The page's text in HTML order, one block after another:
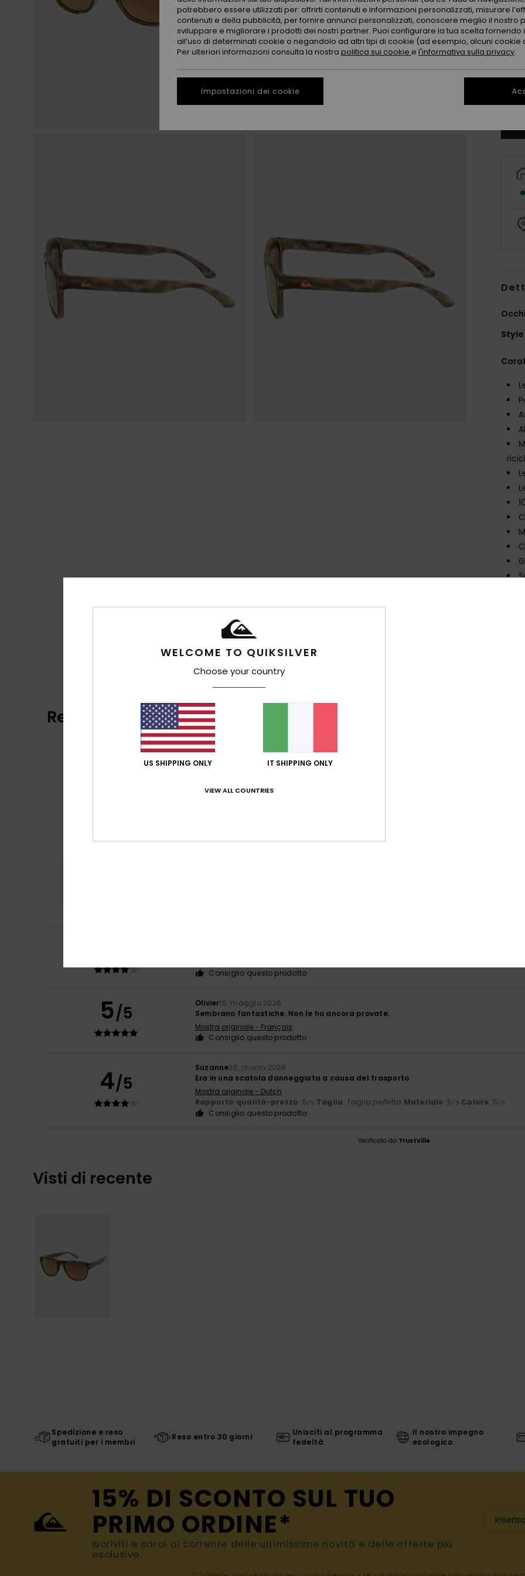
Style
Recensioni dei clienti
Il 100% dei nostri clienti consiglia questo prodotto
Consiglio questo prodotto
5/5 Olivier16. maggio 2026
Sembrano fantastiche. Non le ho ancora provate.
Mostra originale - Français
Consiglio questo prodotto
4/5
Suzanne26. marzo 2026
Era in una scatola danneggiata a causa del trasporto
Mostra originale - Dutch
Rapporto qualità-prezzo: 5/5 Taglia: Taglia perfetta Materiale: 5/5 Colore: 5/5
Consiglio questo prodotto
Verificato da TrustVille
Visti di recente
Spedizione e reso
gratuiti per i membri
Reso entro 30 giorni
Unisciti al programma
fedeltà
Il nostro impegno
ecologico
15% DI SCONTO SUL TUO
PRIMO ORDINE*
Iscriviti e sarai al corrente delle ultimissime novità e delle offerte più
esclusive.
WELCOME TO QUIKSILVER
Choose your country
US SHIPPING ONLY IT SHIPPING ONLY
VIEW ALL COUNTRIES
potrebbero essere utilizzati per: offrirti contenuti e informazioni personalizzati, misurare
contenuti e della pubblicità, per fornire annunci personalizzati, conoscere meglio il nostro
sviluppare e migliorare i prodotti dei nostri partner. Puoi configurare la tua scelta fornendo
all’uso di determinati cookie o negandolo ad altri tipi di cookie (ad esempio, alcuni cookie
Per ulteriori informazioni consulta la nostra politica sui cookie e l'informativa sulla privacy.
Impostazioni dei cookie